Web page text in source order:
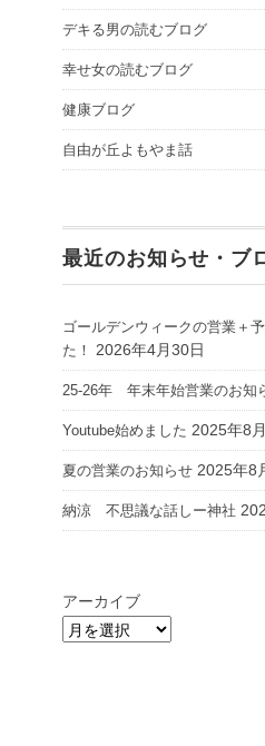
デキる男の読むブログ
幸せ女の読むブログ
健康ブログ
自由が丘よもやま話
最近のお知らせ・ブ
ゴールデンウィークの営業＋
た！
2026年4月30日
25-26年 年末年始営業のお知
Youtube始めました 2025年8
夏の営業のお知らせ 2025年8
納涼 不思議な話しー神社
アーカイブ